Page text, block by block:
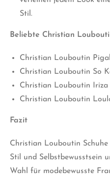
Stil.
Beliebte Christian
Christian Louboutin
Christian Louboutin So
Christian Louboutin Iriza
Christian Louboutin
Fazit
Christian Louboutin
Stil und Selbstbewusstsein
Wahl für modebewusste